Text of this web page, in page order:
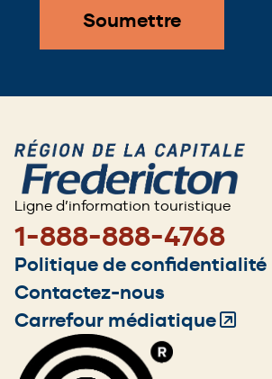
Ligne d’information touristique
1-888-888-4768
Footer
menu
Politique de confidentialité
Contactez-nous
Carrefour médiatique(Opens